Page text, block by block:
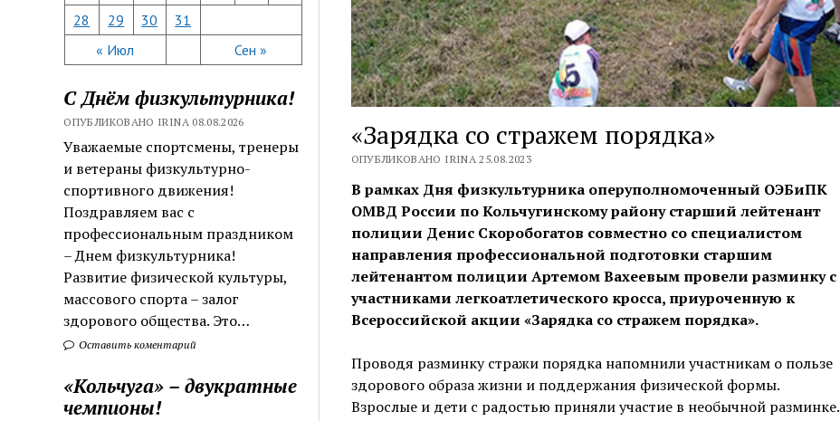
« Июл Сен »
28
29 30 31
С Днём физкультурника!
ОПУБЛИКОВАНО IRINA 08.08.2026
Уважаемые спортсмены, тренеры
и ветераны физкультурно-
спортивного движения!
Поздравляем вас с
профессиональным праздником
– Днем физкультурника!
Развитие физической культуры,
массового спорта – залог
здорового общества. Это…
Оставить коментарий
«Кольчуга» – двукратные
чемпионы!
«Зарядка со стражем порядка»
ОПУБЛИКОВАНО IRINA 25.08.2023
В рамках Дня физкультурника оперуполномоченный ОЭБиПК
ОМВД России по Кольчугинскому району старший лейтенант
полиции Денис Скоробогатов совместно со специалистом
направления профессиональной подготовки старшим
лейтенантом полиции Артемом Вахеевым провели разминку с
участниками легкоатлетического кросса, приуроченную к
Всероссийской акции «Зарядка со стражем порядка».
Проводя разминку стражи порядка напомнили участникам о пользе
здорового образа жизни и поддержания физической формы.
Взрослые и дети с радостью приняли участие в необычной разминке.